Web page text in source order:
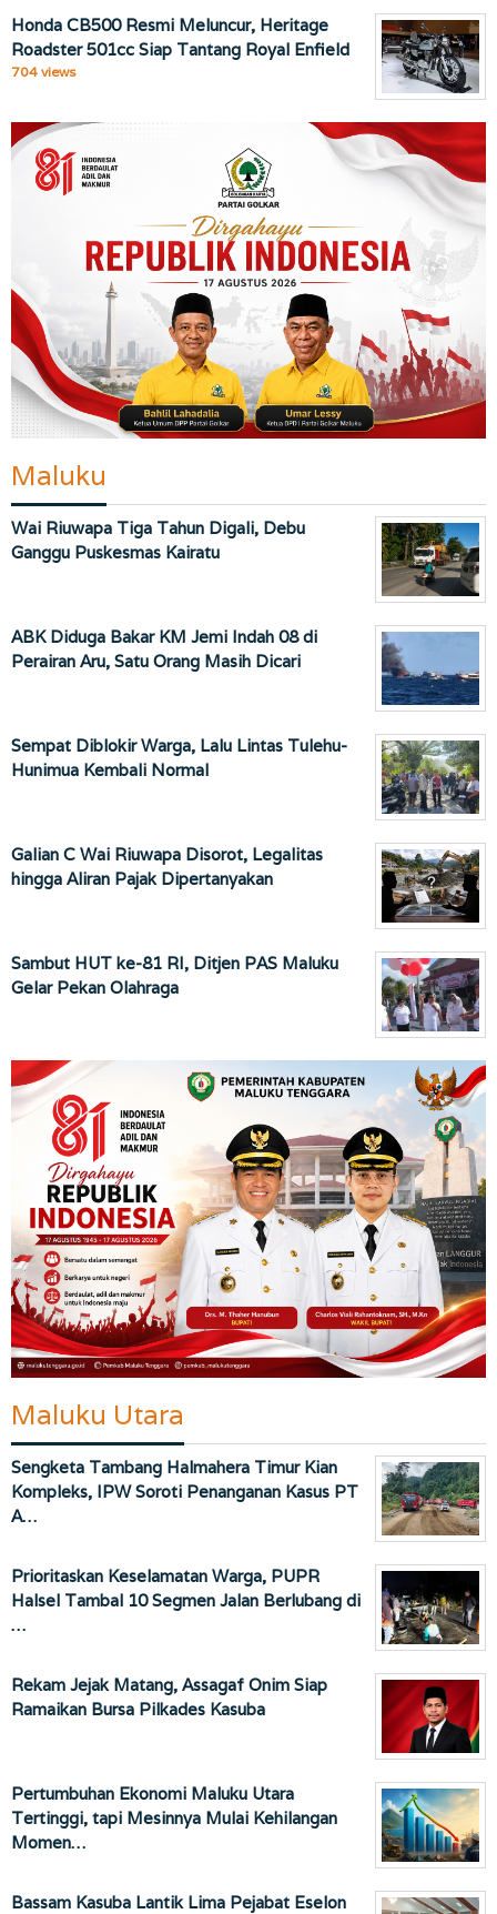
Honda CB500 Resmi Meluncur, Heritage
Roadster 501cc Siap Tantang Royal Enfield
704 views
Maluku
Wai Riuwapa Tiga Tahun Digali, Debu
Ganggu Puskesmas Kairatu
ABK Diduga Bakar KM Jemi Indah 08 di
Perairan Aru, Satu Orang Masih Dicari
Sempat Diblokir Warga, Lalu Lintas Tulehu-
Hunimua Kembali Normal
Galian C Wai Riuwapa Disorot, Legalitas
hingga Aliran Pajak Dipertanyakan
Sambut HUT ke-81 RI, Ditjen PAS Maluku
Gelar Pekan Olahraga
Maluku Utara
Sengketa Tambang Halmahera Timur Kian
Kompleks, IPW Soroti Penanganan Kasus PT
A…
Prioritaskan Keselamatan Warga, PUPR
Halsel Tambal 10 Segmen Jalan Berlubang di
…
Rekam Jejak Matang, Assagaf Onim Siap
Ramaikan Bursa Pilkades Kasuba
Pertumbuhan Ekonomi Maluku Utara
Tertinggi, tapi Mesinnya Mulai Kehilangan
Momen…
Bassam Kasuba Lantik Lima Pejabat Eselon